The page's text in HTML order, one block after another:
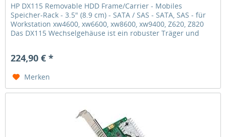
HP DX115 Removable HDD Frame/Carrier - Mobiles
Speicher-Rack - 3.5" (8.9 cm) - SATA / SAS - SATA, SAS - für
Workstation xw4600, xw6600, xw8600, xw9400, Z620, Z820
Das DX115 Wechselgehäuse ist ein robuster Träger und
224,90 € *
Merken